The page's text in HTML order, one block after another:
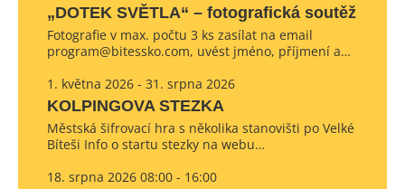
„DOTEK SVĚTLA“ – fotografická soutěž
Fotografie v max. počtu 3 ks zasílat na email
program@bitessko.com, uvést jméno, příjmení a…
1. května 2026 - 31. srpna 2026
KOLPINGOVA STEZKA
Městská šifrovací hra s několika stanovišti po Velké
Bíteši Info o startu stezky na webu…
18. srpna 2026 08:00 - 16:00